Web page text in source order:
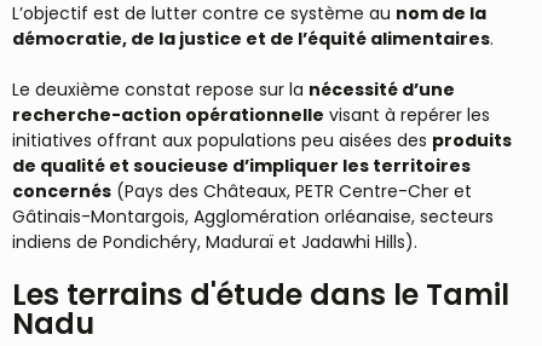
L’objectif est de lutter contre ce système au nom de la
démocratie, de la justice et de l’équité alimentaires.
Le deuxième constat repose sur la nécessité d’une
recherche-action opérationnelle visant à repérer les
initiatives offrant aux populations peu aisées des produits
de qualité et soucieuse d’impliquer les territoires
concernés (Pays des Châteaux, PETR Centre-Cher et
Gâtinais-Montargois, Agglomération orléanaise, secteurs
indiens de Pondichéry, Maduraï et Jadawhi Hills).
Les terrains d'étude dans le Tamil
Nadu